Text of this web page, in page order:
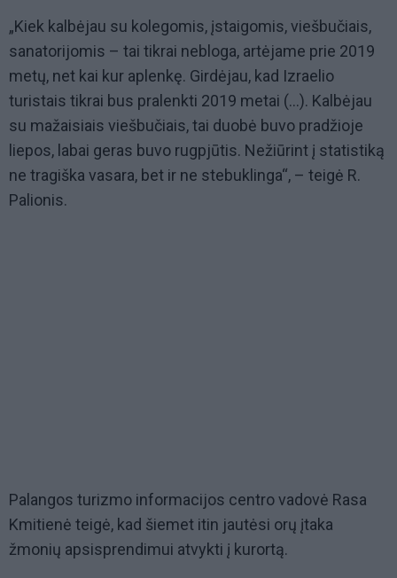
„Kiek kalbėjau su kolegomis, įstaigomis, viešbučiais,
sanatorijomis – tai tikrai nebloga, artėjame prie 2019
metų, net kai kur aplenkę. Girdėjau, kad Izraelio
turistais tikrai bus pralenkti 2019 metai (...). Kalbėjau
su mažaisiais viešbučiais, tai duobė buvo pradžioje
liepos, labai geras buvo rugpjūtis. Nežiūrint į statistiką
ne tragiška vasara, bet ir ne stebuklinga“, – teigė R.
Palionis.
Palangos turizmo informacijos centro vadovė Rasa
Kmitienė teigė, kad šiemet itin jautėsi orų įtaka
žmonių apsisprendimui atvykti į kurortą.